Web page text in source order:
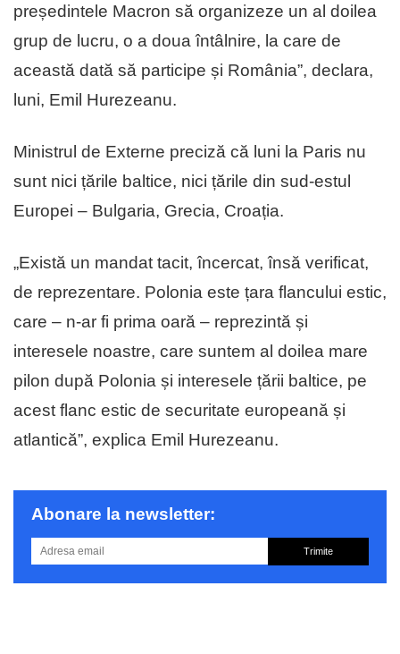
președintele Macron să organizeze un al doilea
grup de lucru, o a doua întâlnire, la care de
această dată să participe și România”, declara,
luni, Emil Hurezeanu.
Ministrul de Externe preciză că luni la Paris nu
sunt nici țările baltice, nici țările din sud-estul
Europei – Bulgaria, Grecia, Croația.
„Există un mandat tacit, încercat, însă verificat,
de reprezentare. Polonia este țara flancului estic,
care – n-ar fi prima oară – reprezintă și
interesele noastre, care suntem al doilea mare
pilon după Polonia și interesele țării baltice, pe
acest flanc estic de securitate europeană și
atlantică”, explica Emil Hurezeanu.
Abonare la newsletter:
Trimite